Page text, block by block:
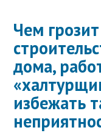
Чем
дома,
избежать